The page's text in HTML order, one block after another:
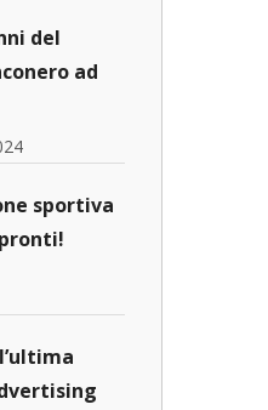
del
ad
sportiva